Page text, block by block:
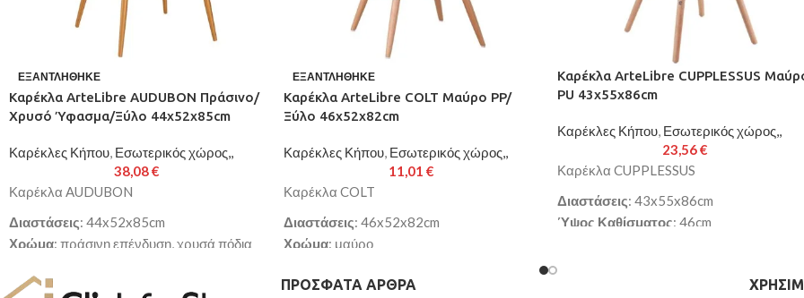
ΕΞΑΝΤΛΉΘΗΚΕ
Καρέκλα ArteLibre AUDUBON Πράσινο/
Χρυσό Ύφασμα/Ξύλο 44x52x85cm
Καρέκλες Κήπου, Εσωτερικός χώρος,,
38,08€
Καρέκλα AUDUBON
Διαστάσεις: 44x52x85cm
Χρώμα: πράσινη επένδυση, χρυσά πόδια
Επένδυση
ΕΞΑΝΤΛΉΘΗΚΕ
Καρέκλα ArteLibre COLT Μαύρο PP/
Ξύλο 46x52x82cm
Καρέκλες Κήπου, Εσωτερικός χώρος,,
11,01 €
Καρέκλα COLT
Διαστάσεις: 46x52x82cm
Χρώμα: μαύρο
Πόδια: ξύλο (οξιά)
Καρέκλα ArteLibre CUPPLESSUS
PU 43x55x86cm
Καρέκλες Κήπου, Εσωτερικός χώρος,,
23,56€
Καρέκλα CUPPLESSUS
Διαστάσεις: 43x55x86cm
Ύψος Καθίσματος: 46cm
ΠΡΌΣΦΑΤΑ ΆΡΘΡΑ